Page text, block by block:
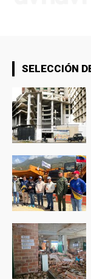
SELECCIÓN